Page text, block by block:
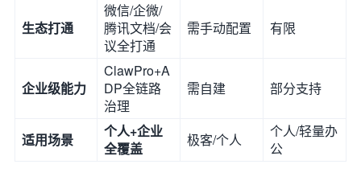
生态打通
微信/企微/
腾讯文档/会
议全打通
需手动配置 有限
企业级能力
ClawPro+A
DP全链路
治理
需自建 部分支持
适用场景
个人+企业
全覆盖
极客/个人
个人/轻量办
公